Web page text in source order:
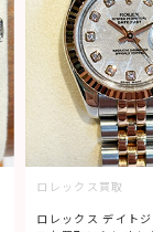
ロレックス買取
ロレックス デイト